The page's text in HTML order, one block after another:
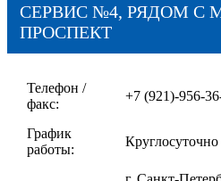
СЕРВИС №4, РЯДОМ С
ПРОСПЕКТ
Телефон /
факс:
+7 (921)-956-
График
работы:
Круглосуточно